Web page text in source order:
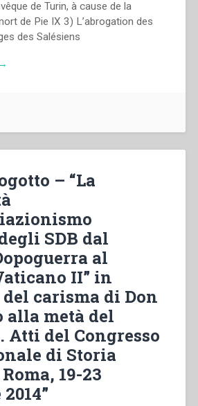
de Turin, à cause de la
de Pie IX 3) L’abrogation des
des Salésiens
“Francis
Salésiens.
Bosco””
→
– “La
SDB dal
al
II” in
carisma di Don
alla metà del
Atti del Congresso
di Storia
19-23